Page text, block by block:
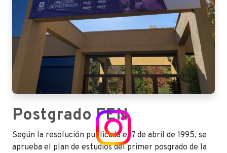
Postgrado FEN
Según la resolución publicada el 7 de abril de 1995, se
aprueba el plan de estudios del primer posgrado de la